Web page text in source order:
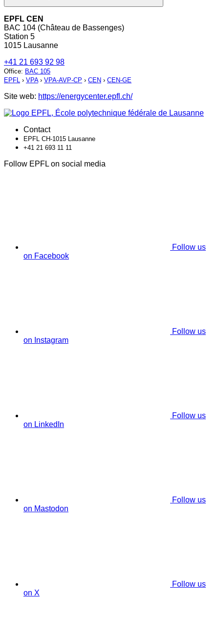
EPFL CEN
BAC 104 (Château de Bassenges)
Station 5
1015 Lausanne
+41 21 693 92 98
Office: BAC 105
EPFL › VPA› VPA-AVP-CP › CEN › CEN-GE
Site web: https://energycenter.epfl.ch/
Contact
EPFL CH-1015 Lausanne
+41 21 693 11 11
Follow EPFL on social media
Follow us
on Facebook
Follow us
on Instagram
Follow us
on LinkedIn
Follow us
on Mastodon
Follow us
on X